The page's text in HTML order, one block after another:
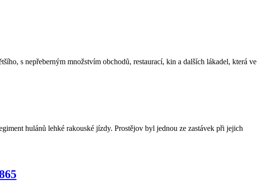
s nepřeberným množstvím obchodů, restaurací, kin a dalších lákadel, která ve
hulánů lehké rakouské jízdy. Prostějov byl jednou ze zastávek při jejich